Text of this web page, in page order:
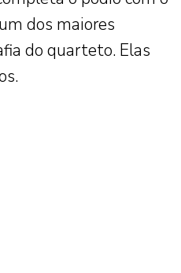
dos maiores
do quarteto. Elas